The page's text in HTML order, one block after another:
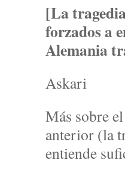
[La
forzados a
Alemania
Askari
Más sobre
anterior (la
entiende